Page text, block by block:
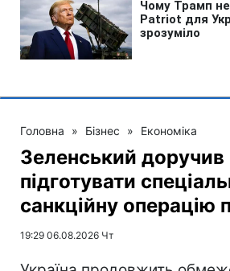
Головна » Бізнес » Економіка
Зеленський доручив
підготувати
санкційну операцію
19:29 06.08.2026 Чт